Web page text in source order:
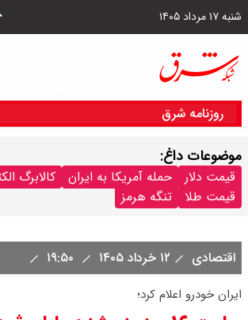
شنبه ۱۷ مرداد ۱۴۰۵
روزنامه شرق
موضوعات داغ:
قیمت دلار حمله آمریکا به ایران
کالابرگ
قیمت طلا
تنگه هرمز
اقتصادی ۱۲ خرداد ۱۴۰۵
ایران خودرو اعلام کرد؛